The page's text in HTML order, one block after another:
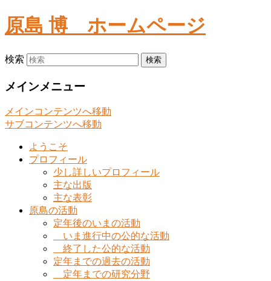
原島 博 ホームページ
検索
メインメニュー
メインコンテンツへ移動
サブコンテンツへ移動
ようこそ
プロフィール
少し詳しいプロフィール
主な出版
主な表彰
原島の活動
定年後のいまの活動
いま進行中の公的な活動
終了した公的な活動
定年までの過去の活動
定年までの研究分野